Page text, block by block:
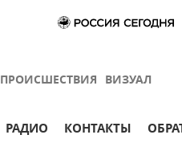
ПРОИСШЕСТВИЯ ВИЗУАЛ
РАДИО КОНТАКТЫ